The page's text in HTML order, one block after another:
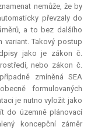
nemůže, že by
převzaly do
a to bez dalšího
variant. Takový postup
jako je zákon č.
nebo zákon č.
zmíněná SEA
formulovaných
je nutno vyložit jako
do územně plánovací
koncepční záměr